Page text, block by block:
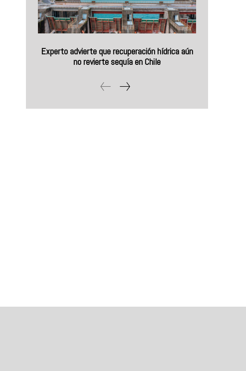
Experto advierte que recuperación hídrica aún
no revierte sequía en Chile